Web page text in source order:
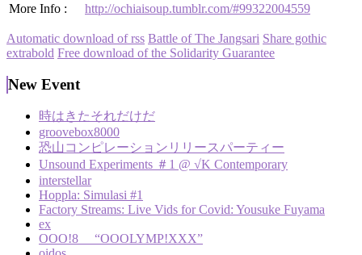
More Info :
http://ochiaisoup.tumblr.com/#99322004559
Automatic download of rss Battle of The Jangsari Share gothic
extrabold Free download of the Solidarity Guarantee
New Event
時はきたそれだけだ
groovebox8000
恐山コンピレーションリリースパーティー
Unsound Experiments ＃1 @ √K Contemporary
interstellar
Hoppla: Simulasi #1
Factory Streams: Live Vids for Covid: Yousuke Fuyama
ex
OOO!8 “OOOLYMP!XXX”